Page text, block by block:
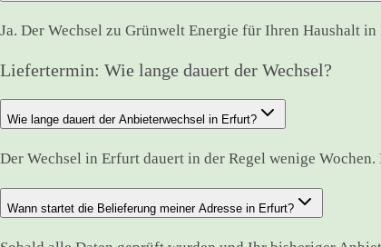
Ja. Der Wechsel zu Grünwelt Energie für Ihren Haushalt
Liefertermin: Wie lange dauert der Wechsel?
Wie lange dauert der Anbieterwechsel in Erfurt?
Der Wechsel in Erfurt dauert in der Regel wenige
Wann startet die Belieferung meiner Adresse in Erfurt?